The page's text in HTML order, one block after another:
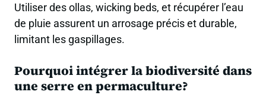
Utiliser des ollas, wicking beds, et récupérer l’eau
de pluie assurent un arrosage précis et durable,
limitant les gaspillages.
Pourquoi intégrer la biodiversité dans
une serre en permaculture?